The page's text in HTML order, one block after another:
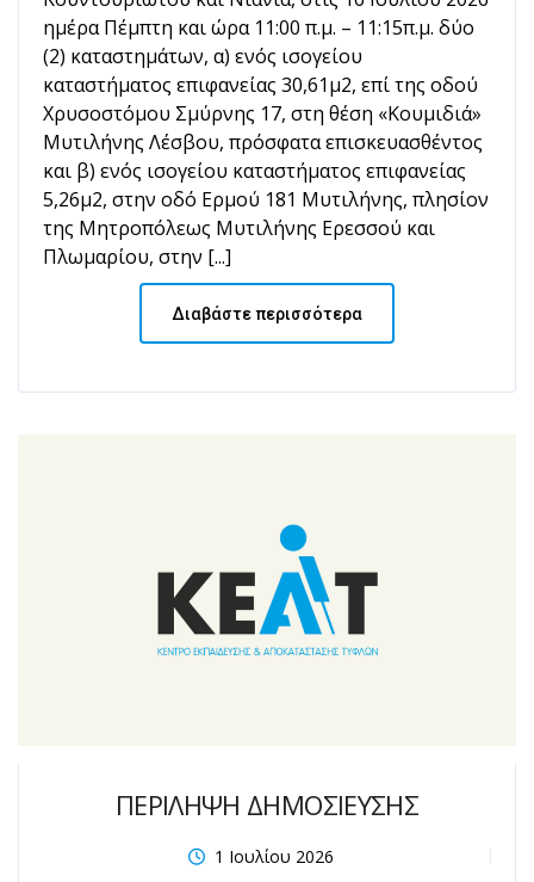
ημέρα Πέμπτη και ώρα 11:00 π.μ. – 11:15π.μ. δύο
(2) καταστημάτων, α) ενός ισογείου
καταστήματος επιφανείας 30,61μ2, επί της οδού
Χρυσοστόμου Σμύρνης 17, στη θέση «Κουμιδιά»
Μυτιλήνης Λέσβου, πρόσφατα επισκευασθέντος
και β) ενός ισογείου καταστήματος επιφανείας
5,26μ2, στην οδό Ερμού 181 Μυτιλήνης, πλησίον
της Μητροπόλεως Μυτιλήνης Ερεσσού και
Πλωμαρίου, στην [...]
Διαβάστε περισσότερα
ΠΕΡΙΛΗΨΗ ΔΗΜΟΣΙΕΥΣΗΣ
1 Ιουλίου 2026